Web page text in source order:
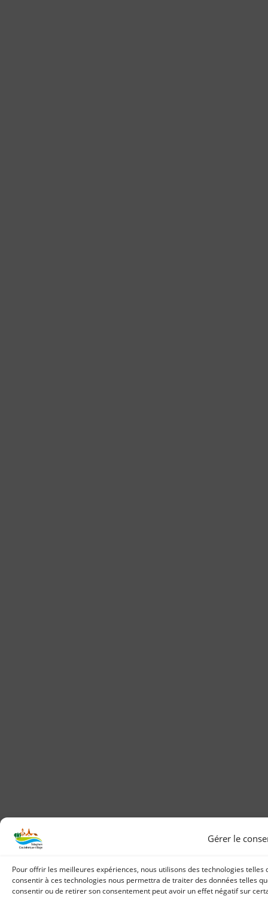
Gérer le
Pour offrir les meilleures expériences, nous utilisons des technologies
consentir à ces technologies nous permettra de traiter des données telles
consentir ou de retirer son consentement peut avoir un effet négatif sur